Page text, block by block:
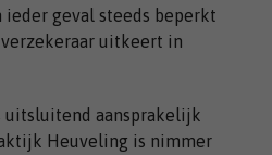
geval steeds beperkt
uitkeert in
aansprakelijk
Heuveling is nimmer